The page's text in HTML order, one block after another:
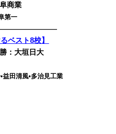
商業
第一
ベスト8校】
：大垣日大
益田清風•多治見工業